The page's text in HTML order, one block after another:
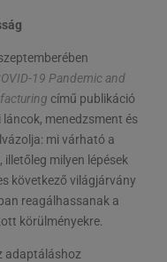
19 Pandemic and
című publikáció
menedzsment és
mi várható a
milyen lépések
következő világjárvány
reagálhassanak a
körülményekre.
adaptáláshoz